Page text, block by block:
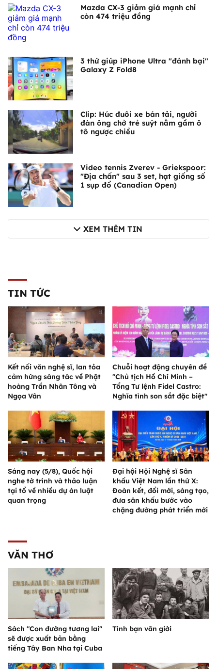
Mazda CX-3 giảm giá mạnh chỉ
còn 474 triệu đồng
3 thứ giúp iPhone Ultra "đánh bại"
Galaxy Z Fold8
Clip: Húc đuôi xe bán tải, người
đàn ông chở trẻ suýt nằm gầm ô
tô ngược chiều
Video tennis Zverev - Griekspoor:
"Địa chấn" sau 3 set, hạt giống số
1 sụp đổ (Canadian Open)
XEM THÊM TIN
TIN TỨC
Kết nối văn nghệ sĩ, lan tỏa
cảm hứng sáng tác về Phật
hoàng Trần Nhân Tông và
Ngọa Vân
Chuỗi hoạt động chuyên đề
"Chủ tịch Hồ Chí Minh –
Tổng Tư lệnh Fidel Castro:
Nghĩa tình son sắt đặc biệt"
Sáng nay (5/8), Quốc hội
nghe tờ trình và thảo luận
tại tổ về nhiều dự án luật
quan trọng
Đại hội Hội Nghệ sĩ Sân
khấu Việt Nam lần thứ X:
Đoàn kết, đổi mới, sáng tạo,
đưa sân khấu bước vào
chặng đường phát triển mới
VĂN THƠ
Sách "Con đường tương lai"
sẽ được xuất bản bằng
tiếng Tây Ban Nha tại Cuba
Tình bạn văn giới